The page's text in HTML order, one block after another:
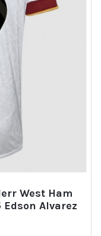
West Ham
Alvarez